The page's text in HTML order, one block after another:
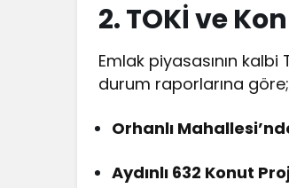
2. TOKİ ve
Emlak piyasasının
durum raporlarına göre;
Orhanlı
Aydınlı 632 Konut